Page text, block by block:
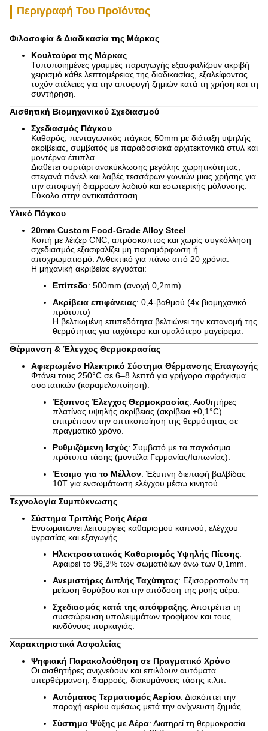
Περιγραφή Του Προϊόντος
Φιλοσοφία & Διαδικασία της Μάρκας
Κουλτούρα της Μάρκας
Τυποποιημένες γραμμές παραγωγής εξασφαλίζουν ακριβή
χειρισμό κάθε λεπτομέρειας της διαδικασίας, εξαλείφοντας
τυχόν ατέλειες για την αποφυγή ζημιών κατά τη χρήση και τη
συντήρηση.
Αισθητική Βιομηχανικού Σχεδιασμού
Σχεδιασμός Πάγκου
Καθαρός, πενταγωνικός πάγκος 50mm με διάταξη υψηλής
ακρίβειας, συμβατός με παραδοσιακά αρχιτεκτονικά στυλ και
μοντέρνα έπιπλα.
Διαθέτει συρτάρι ανακύκλωσης μεγάλης χωρητικότητας,
στεγανά πάνελ και λαβές τεσσάρων γωνιών μιας χρήσης για
την αποφυγή διαρροών λαδιού και εσωτερικής μόλυνσης.
Εύκολο στην αντικατάσταση.
Υλικό Πάγκου
20mm Custom Food-Grade Alloy Steel
Κοπή με λέιζερ CNC, απρόσκοπτος και χωρίς συγκόλληση
σχεδιασμός εξασφαλίζει μη παραμόρφωση ή
αποχρωματισμό. Ανθεκτικό για πάνω από 20 χρόνια.
Η μηχανική ακριβείας εγγυάται:
Επίπεδο: 500mm (ανοχή 0,2mm)
Ακρίβεια επιφάνειας: 0,4-βαθμού (4x βιομηχανικό
πρότυπο)
Η βελτιωμένη επιπεδότητα βελτιώνει την κατανομή της
θερμότητας για ταχύτερο και ομαλότερο μαγείρεμα.
Θέρμανση & Έλεγχος Θερμοκρασίας
Αφιερωμένο Ηλεκτρικό Σύστημα Θέρμανσης Επαγωγής
Φτάνει τους 250°C σε 6–8 λεπτά για γρήγορο σφράγισμα
συστατικών (καραμελοποίηση).
Έξυπνος Έλεγχος Θερμοκρασίας: Αισθητήρες
πλατίνας υψηλής ακρίβειας (ακρίβεια ±0,1°C)
επιτρέπουν την οπτικοποίηση της θερμότητας σε
πραγματικό χρόνο.
Ρυθμιζόμενη Ισχύς: Συμβατό με τα παγκόσμια
πρότυπα τάσης (μοντέλα Γερμανίας/Ιαπωνίας).
Έτοιμο για το Μέλλον: Έξυπνη διεπαφή βαλβίδας
10T για ενσωμάτωση ελέγχου μέσω κινητού.
Τεχνολογία Συμπύκνωσης
Σύστημα Τριπλής Ροής Αέρα
Ενσωματώνει λειτουργίες καθαρισμού καπνού, ελέγχου
υγρασίας και εξαγωγής.
Ηλεκτροστατικός Καθαρισμός Υψηλής Πίεσης:
Αφαιρεί το 96,3% των σωματιδίων άνω των 0,1mm.
Ανεμιστήρες Διπλής Ταχύτητας: Εξισορροπούν τη
μείωση θορύβου και την απόδοση της ροής αέρα.
Σχεδιασμός κατά της απόφραξης: Αποτρέπει τη
συσσώρευση υπολειμμάτων τροφίμων και τους
κινδύνους πυρκαγιάς.
Χαρακτηριστικά Ασφαλείας
Ψηφιακή Παρακολούθηση σε Πραγματικό Χρόνο
Οι αισθητήρες ανιχνεύουν και επιλύουν αυτόματα
υπερθέρμανση, διαρροές, διακυμάνσεις τάσης κ.λπ.
Αυτόματος Τερματισμός Αερίου: Διακόπτει την
παροχή αερίου αμέσως μετά την ανίχνευση ζημιάς.
Σύστημα Ψύξης με Αέρα: Διατηρεί τη θερμοκρασία